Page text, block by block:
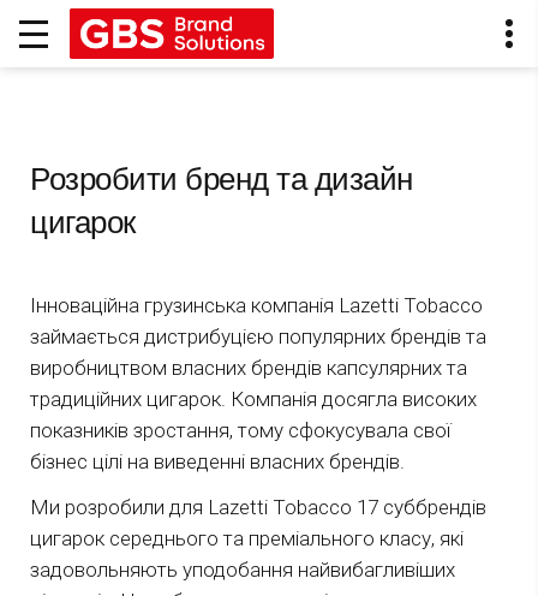
Розробити бренд та дизайн
цигарок
Інноваційна грузинська компанія Lazetti Tobacco
займається дистрибуцією популярних брендів та
виробництвом власних брендів капсулярних та
традиційних цигарок. Компанія досягла високих
показників зростання, тому сфокусувала свої
бізнес цілі на виведенні власних брендів.
Ми розробили для Lazetti Tobacco 17 суббрендів
цигарок середнього та преміального класу, які
задовольняють уподобання найвибагливіших